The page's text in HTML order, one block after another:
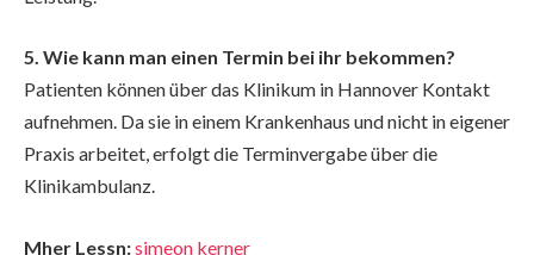
5. Wie kann man einen Termin bei ihr bekommen?
Patienten können über das Klinikum in Hannover Kontakt
aufnehmen. Da sie in einem Krankenhaus und nicht in eigener
Praxis arbeitet, erfolgt die Terminvergabe über die
Klinikambulanz.
Mher Lessn:simeon kerner